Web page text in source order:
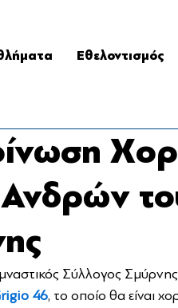
Εθελοντισμός
Ανδρών
Σύλλογος
46, το οποίο θα είναι